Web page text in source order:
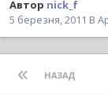
Автор nick_f
5 березня, 2011 В
НАЗАД